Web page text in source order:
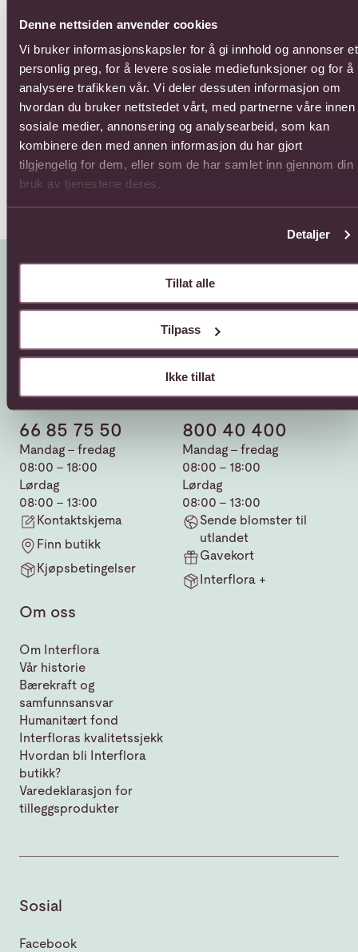
Denne nettsiden anvender cookies
Vi bruker informasjonskapsler for å gi innhold og annonser et
personlig preg, for å levere sosiale mediefunksjoner og for å
analysere trafikken vår. Vi deler dessuten informasjon om
hvordan du bruker nettstedet vårt, med partnerne våre innen
sosiale medier, annonsering og analysearbeid, som kan
kombinere den med annen informasjon du har gjort
tilgjengelig for dem, eller som de har samlet inn gjennom din
bruk av tjenestene deres.
Detaljer
Tillat alle
Tilpass
Ikke tillat
12 roses long stemmed
1210,-
12 roses medium
stemmed
12
66 85 75 50
Mandag - fredag
08:00 - 18:00
Lørdag
08:00 - 13:00
Kontaktskjema
Finn butikk
Kjøpsbetingelser
800 40 400
Mandag - fredag
08:00 - 18:00
Lørdag
08:00 - 13:00
Sende blomster til
utlandet
Gavekort
Interflora +
Om oss
Om Interflora
Vår historie
Bærekraft og
samfunnsansvar
Humanitært fond
Interfloras kvalitetssjekk
Hvordan bli Interflora
butikk?
Varedeklarasjon for
tilleggsprodukter
Sosial
Facebook